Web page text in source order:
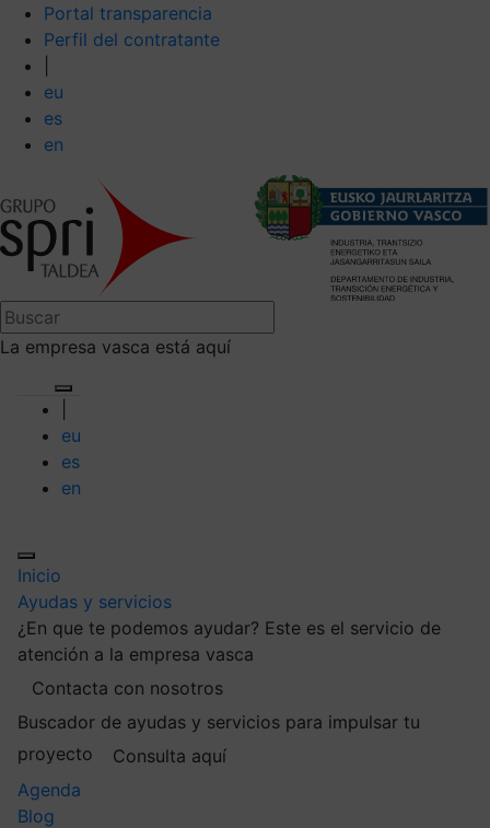
Portal transparencia
Perfil del contratante
eu
es
en
La empresa vasca está aquí
eu
es
en
Inicio
Ayudas y servicios
¿En que te podemos ayudar? Este es el servicio de
atención a la empresa vasca
Contacta con nosotros
Buscador de ayudas y servicios para impulsar tu
proyecto
Consulta aquí
Agenda
Blog